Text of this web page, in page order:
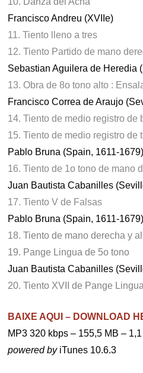
Francisco Andreu (XVIIe)
11. Tiento lleno a tres
12. Tiento Partido de mano
Sebastian Aguilera de Heredia
13. Obra de 8o tono alto :
Francisco Correa de Araujo
14. Tiento de medio registro de
15. Tiento de medio registro de
Pablo Bruna (Spain, 1611-1679)
16. Tiento de 1o tono de mano
Juan Bautista Cabanilles
17. Tiento V de Falsas
Pablo Bruna (Spain, 1611-1679)
18. Tiento de mano derecha y
19. Pange Lingua de 5o tono
Juan Bautista Cabanilles
20. Tiento XVII de Pange
BAIXE AQUI – DOWNLOAD
MP3 320 kbps – 155,5 MB – 1,1
powered byiTunes 10.6.3